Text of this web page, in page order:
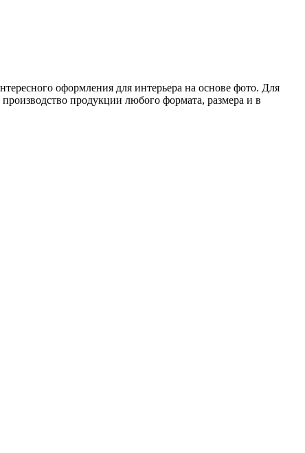
оформления для интерьера на основе фото. Для
продукции любого формата, размера и в